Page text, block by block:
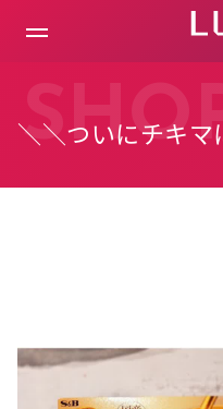
＼＼ついにチキマ